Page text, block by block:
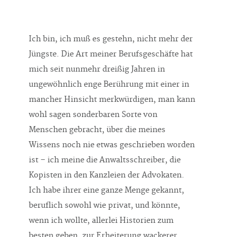
Ich bin, ich muß es gestehn, nicht mehr der
Jüngste. Die Art meiner Berufsgeschäfte hat
mich seit nunmehr dreißig Jahren in
ungewöhnlich enge Berührung mit einer in
mancher Hinsicht merkwürdigen, man kann
wohl sagen sonderbaren Sorte von
Menschen gebracht, über die meines
Wissens noch nie etwas geschrieben worden
ist – ich meine die Anwaltsschreiber, die
Kopisten in den Kanzleien der Advokaten.
Ich habe ihrer eine ganze Menge gekannt,
beruflich sowohl wie privat, und könnte,
wenn ich wollte, allerlei Historien zum